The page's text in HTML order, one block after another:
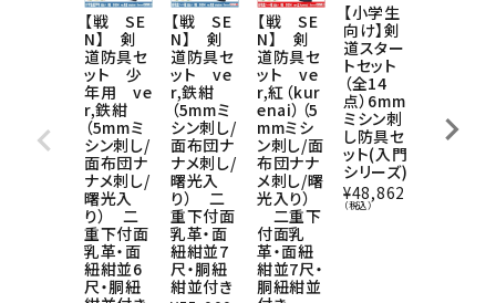
【戦 SE
N】 剣
道防具セ
ット 少
年用 ve
r,鉄紺
（5mmミ
シン刺し/
面布団ナ
ナメ刺し/
曙光入
り） 二
重下付面
乳革・面
紐紺並6
尺・胴紐
【戦 SE
N】 剣
道防具セ
ット ve
r,鉄紺
（5mmミ
シン刺し/
面布団ナ
ナメ刺し/
曙光入
り） 二
重下付面
乳革・面
紐紺並7
尺・胴紐
紺並付き
【戦 SE
N】 剣
道防具セ
ット ve
r,紅（kur
enai）（5
mmミシ
ン刺し/面
布団ナナ
メ刺し/曙
光入り）
二重下
付面乳
革・面紐
紺並7尺・
胴紐紺並
【小学生
向け】剣
道スター
トセット
（全14
点）6mm
ミシン刺
し防具セ
ット(入門
シリーズ)
¥48,862
（税込）
団ナナメ
刺し）